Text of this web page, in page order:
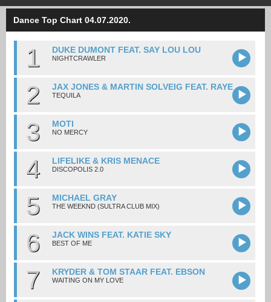
Dance Top Chart 04.07.2020.
1 DUKE DUMONT FEAT. SAY LOU LOU
NIGHTCRAWLER
2 JAX JONES & MARTIN SOLVEIG FEAT. RAYE
TEQUILA
3 MOTI
NO MERCY
4 LIFELIKE & KRIS MENACE
DISCOPOLIS 2.0
5 MICHAEL GRAY
THE WEEKND (SULTRA CLUB MIX)
6 JACK WINS FEAT. KATIE SKY
BEST OF ME
7 KRYDER & TOM STAAR FEAT. EBSON
WAITING ON MY LOVE